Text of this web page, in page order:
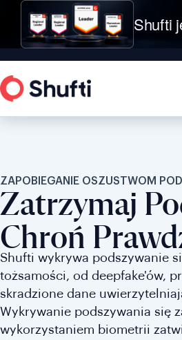
Shufti
ZAPOBIEGANIE OSZUSTWOM
Zatrzymaj
Chroń
Shufti wykrywa podszywanie
tożsamości, od deepfake'ów,
skradzione dane
Wykrywanie podszywania się
wykorzystaniem biometrii